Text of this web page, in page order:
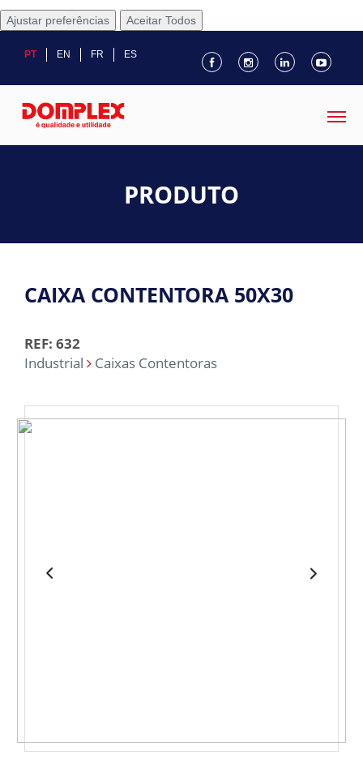
Ajustar preferências Aceitar Todos
PT EN FR ES
PRODUTO
CAIXA CONTENTORA 50X30
REF: 632
Industrial
Caixas Contentoras